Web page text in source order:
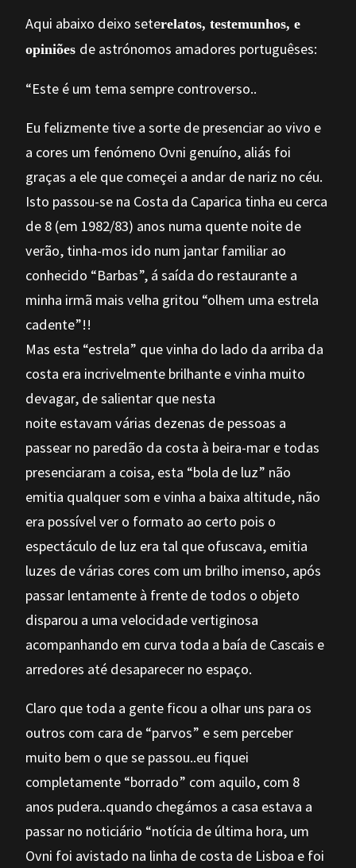
Aqui abaixo deixo seterelatos, testemunhos, e
opiniões de astrónomos amadores portuguêses:
“Este é um tema sempre controverso..
Eu felizmente tive a sorte de presenciar ao vivo e
a cores um fenómeno Ovni genuíno, aliás foi
graças a ele que começei a andar de nariz no céu.
Isto passou-se na Costa da Caparica tinha eu cerca
de 8 (em 1982/83) anos numa quente noite de
verão, tinha-mos ido num jantar familiar ao
conhecido “Barbas”, á saída do restaurante a
minha irmã mais velha gritou “olhem uma estrela
cadente”!!
Mas esta “estrela” que vinha do lado da arriba da
costa era incrivelmente brilhante e vinha muito
devagar, de salientar que nesta
noite estavam várias dezenas de pessoas a
passear no paredão da costa à beira-mar e todas
presenciaram a coisa, esta “bola de luz” não
emitia qualquer som e vinha a baixa altitude, não
era possível ver o formato ao certo pois o
espectáculo de luz era tal que ofuscava, emitia
luzes de várias cores com um brilho imenso, após
passar lentamente à frente de todos o objeto
disparou a uma velocidade vertiginosa
acompanhando em curva toda a baía de Cascais e
arredores até desaparecer no espaço.
Claro que toda a gente ficou a olhar uns para os
outros com cara de “parvos” e sem perceber
muito bem o que se passou..eu fiquei
completamente “borrado” com aquilo, com 8
anos pudera..quando chegámos a casa estava a
passar no noticiário “notícia de última hora, um
Ovni foi avistado na linha de costa de Lisboa e foi